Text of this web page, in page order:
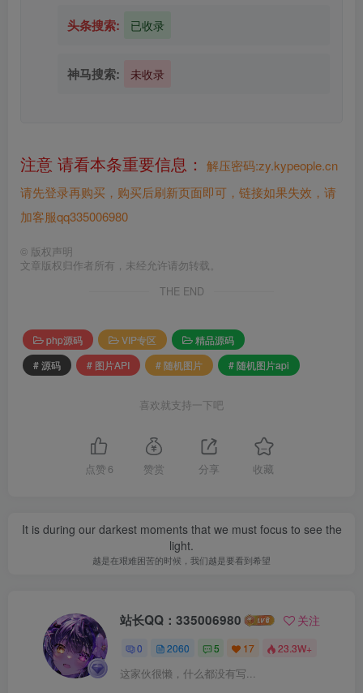
头条搜索: 已收录
神马搜索: 未收录
注意 请看本条重要信息：
解压密码:zy.kypeople.cn
请先登录再购买，购买后刷新页面即可，链接如果失效，请
加客服qq335006980
© 版权声明
文章版权归作者所有，未经允许请勿转载。
THE END
php源码 VIP专区
精品源码
# 源码
# 图片API # 随机图片 # 随机图片api
喜欢就支持一下吧
点赞 6 赞赏 分享 收藏
It is during our darkest moments that we must focus to see the
light.
越是在艰难困苦的时候，我们越是要看到希望
站长QQ：335006980 关注
0 2060 5 17 23.3W+
这家伙很懒，什么都没有写...